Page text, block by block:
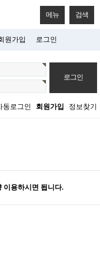
메뉴 검색
원가입 로그인
동로그인 회원가입 정보찾기
이용하시면 됩니다.